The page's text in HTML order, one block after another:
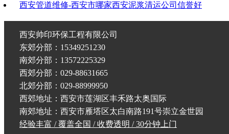
西安管道维修-西安市哪家西安泥浆清运公司信誉好
西安帅印环保工程有限公司
东郊分部：15349251230
南郊分部：13572225329
西郊分部：029-88631665
北郊分部：029-88999950
西郊地址：西安市莲湖区丰禾路太奥国际
南郊地址：西安市雁塔区太白南路191号崇立金世园
经验丰富 / 覆盖全国 / 收费透明 / 30分钟上门